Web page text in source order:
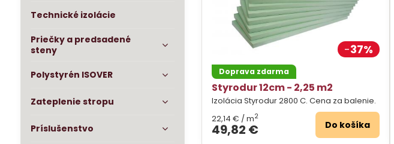
37%
Doprava zdarma
Styrodur 12cm - 2,25 m2
Izolácia Styrodur 2800 C. Cena za balenie.
49,82 €
22,14 € / m2
Do košíka
Technické izolácie
Priečky a predsadené
steny
Polystyrén ISOVER
Zateplenie stropu
Príslušenstvo